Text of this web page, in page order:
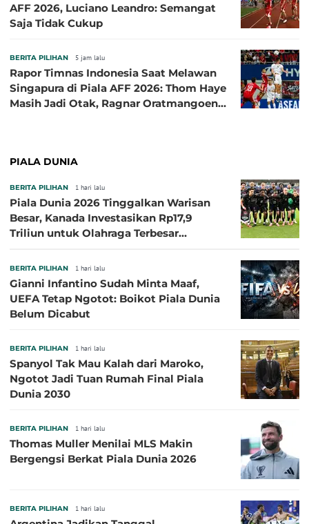
AFF 2026, Luciano Leandro: Semangat
Saja Tidak Cukup
BERITA PILIHAN 5 jam lalu
Rapor Timnas Indonesia Saat Melawan
Singapura di Piala AFF 2026: Thom Haye
Masih Jadi Otak, Ragnar Oratmangoen
PIALA DUNIA
BERITA PILIHAN 1 hari lalu
Piala Dunia 2026 Tinggalkan Warisan
Besar, Kanada Investasikan Rp17,9
Triliun untuk Olahraga Terbesar
BERITA PILIHAN 1 hari lalu
Gianni Infantino Sudah Minta Maaf,
UEFA Tetap Ngotot: Boikot Piala Dunia
Belum Dicabut
BERITA PILIHAN 1 hari lalu
Spanyol Tak Mau Kalah dari Maroko,
Ngotot Jadi Tuan Rumah Final Piala
Dunia 2030
BERITA PILIHAN 1 hari lalu
Thomas Muller Menilai MLS Makin
Bergengsi Berkat Piala Dunia 2026
BERITA PILIHAN 1 hari lalu